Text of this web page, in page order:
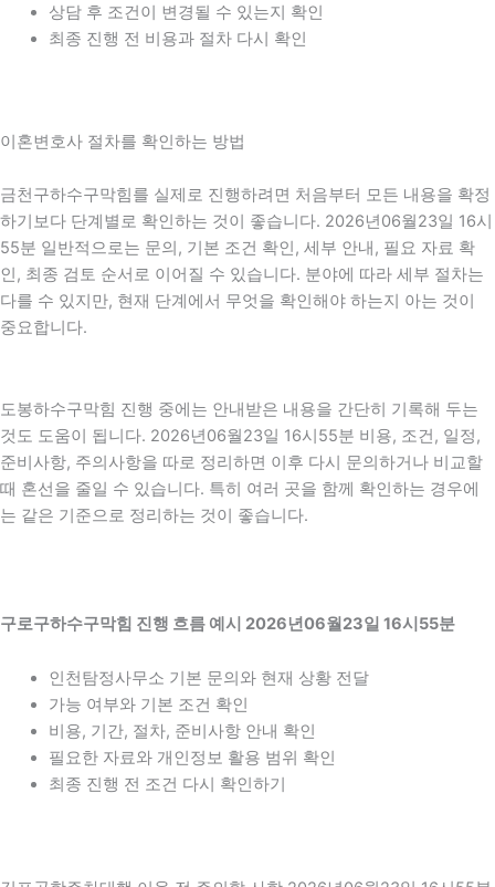
상담 후 조건이 변경될 수 있는지 확인
최종 진행 전 비용과 절차 다시 확인
이혼변호사 절차를 확인하는 방법
금천구하수구막힘를 실제로 진행하려면 처음부터 모든 내용을 확정
하기보다 단계별로 확인하는 것이 좋습니다. 2026년06월23일 16시
55분 일반적으로는 문의, 기본 조건 확인, 세부 안내, 필요 자료 확
인, 최종 검토 순서로 이어질 수 있습니다. 분야에 따라 세부 절차는
다를 수 있지만, 현재 단계에서 무엇을 확인해야 하는지 아는 것이
중요합니다.
도봉하수구막힘 진행 중에는 안내받은 내용을 간단히 기록해 두는
것도 도움이 됩니다. 2026년06월23일 16시55분 비용, 조건, 일정,
준비사항, 주의사항을 따로 정리하면 이후 다시 문의하거나 비교할
때 혼선을 줄일 수 있습니다. 특히 여러 곳을 함께 확인하는 경우에
는 같은 기준으로 정리하는 것이 좋습니다.
구로구하수구막힘 진행 흐름 예시 2026년06월23일 16시55분
인천탐정사무소 기본 문의와 현재 상황 전달
가능 여부와 기본 조건 확인
비용, 기간, 절차, 준비사항 안내 확인
필요한 자료와 개인정보 활용 범위 확인
최종 진행 전 조건 다시 확인하기